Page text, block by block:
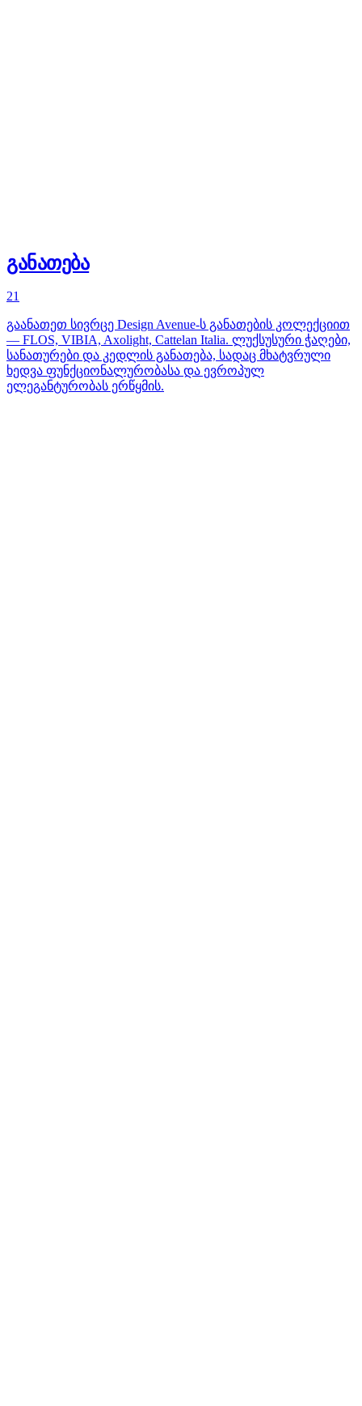
განათება
21
გაანათეთ სივრცე Design Avenue-ს განათების კოლექციით
— FLOS, VIBIA, Axolight, Cattelan Italia. ლუქსუსური ჭაღები,
სანათურები და კედლის განათება, სადაც მხატვრული
ხედვა ფუნქციონალურობასა და ევროპულ
ელეგანტურობას ერწყმის.